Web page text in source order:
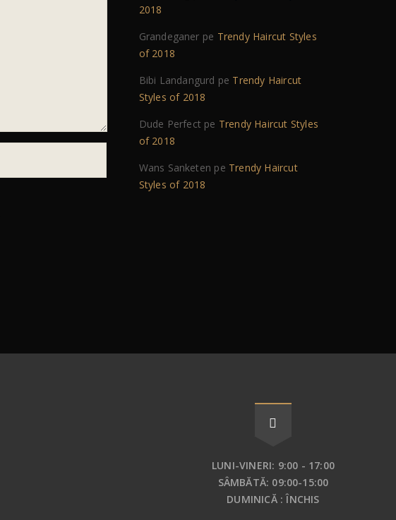
2018
Grandeganer pe Trendy Haircut Styles
of 2018
Bibi Landangurd pe Trendy Haircut
Styles of 2018
Dude Perfect pe Trendy Haircut Styles
of 2018
Wans Sanketen pe Trendy Haircut
Styles of 2018
LUNI-VINERI: 9:00 - 17:00
SÂMBĂTĂ: 09:00-15:00
DUMINICĂ : ÎNCHIS